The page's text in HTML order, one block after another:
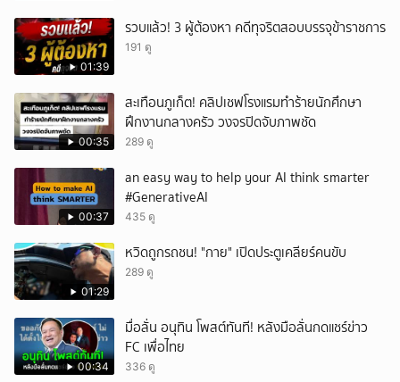
01:39
รวบแล้ว! 3 ผู้ต้องหา คดีทุจริตสอบบรรจุข้าราชการ
191 ดู
00:35
สะเทือนภูเก็ต! คลิปเชฟโรงแรมทำร้ายนักศึกษา
ฝึกงานกลางครัว วงจรปิดจับภาพชัด
289 ดู
00:37
an easy way to help your AI think smarter
#GenerativeAI
435 ดู
01:29
หวิดถูกรถชน! "กาย" เปิดประตูเคลียร์คนขับ
289 ดู
00:34
มื่อลั่น อนุทิน โพสต์ทันที! หลังมือลั่นกดแชร์ข่าว
FC เพื่อไทย
336 ดู